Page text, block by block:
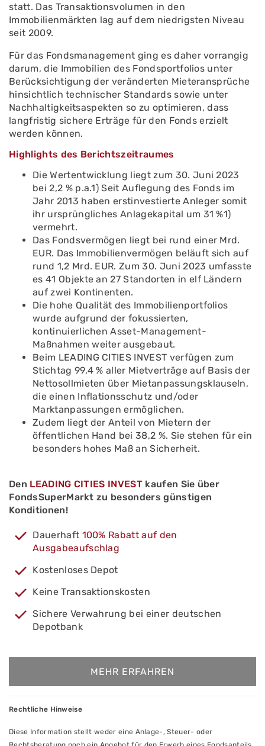
statt. Das Transaktionsvolumen in den
Immobilienmärkten lag auf dem niedrigsten Niveau
seit 2009.
Für das Fondsmanagement ging es daher vorrangig
darum, die Immobilien des Fondsportfolios unter
Berücksichtigung der veränderten Mieteransprüche
hinsichtlich technischer Standards sowie unter
Nachhaltigkeitsaspekten so zu optimieren, dass
langfristig sichere Erträge für den Fonds erzielt
werden können.
Highlights des Berichtszeitraumes
Die Wertentwicklung liegt zum 30. Juni 2023
bei 2,2 % p.a.1) Seit Auflegung des Fonds im
Jahr 2013 haben erstinvestierte Anleger somit
ihr ursprüngliches Anlagekapital um 31 %1)
vermehrt.
Das Fondsvermögen liegt bei rund einer Mrd.
EUR. Das Immobilienvermögen beläuft sich auf
rund 1,2 Mrd. EUR. Zum 30. Juni 2023 umfasste
es 41 Objekte an 27 Standorten in elf Ländern
auf zwei Kontinenten.
Die hohe Qualität des Immobilienportfolios
wurde aufgrund der fokussierten,
kontinuierlichen Asset-Management-
Maßnahmen weiter ausgebaut.
Beim LEADING CITIES INVEST verfügen zum
Stichtag 99,4 % aller Mietverträge auf Basis der
Nettosollmieten über Mietanpassungsklauseln,
die einen Inflationsschutz und/oder
Marktanpassungen ermöglichen.
Zudem liegt der Anteil von Mietern der
öffentlichen Hand bei 38,2 %. Sie stehen für ein
besonders hohes Maß an Sicherheit.
Den LEADING CITIES INVEST kaufen Sie über
FondsSuperMarkt zu besonders günstigen
Konditionen!
Dauerhaft 100% Rabatt auf den
Ausgabeaufschlag
Kostenloses Depot
Keine Transaktionskosten
Sichere Verwahrung bei einer deutschen
Depotbank
MEHR ERFAHREN
Rechtliche Hinweise
Diese Information stellt weder eine Anlage-, Steuer- oder